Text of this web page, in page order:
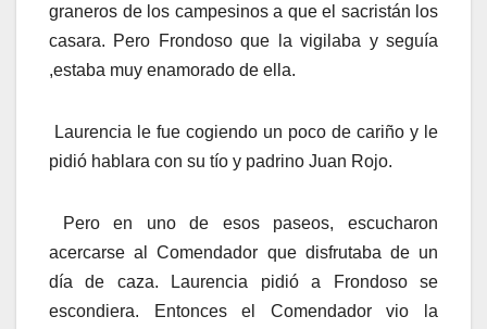
graneros de los campesinos a que el sacristán los
casara. Pero Frondoso que la vigilaba y seguía
,estaba muy enamorado de ella.
Laurencia le fue cogiendo un poco de cariño y le
pidió hablara con su tío y padrino Juan Rojo.
Pero en uno de esos paseos, escucharon
acercarse al Comendador que disfrutaba de un
día de caza. Laurencia pidió a Frondoso se
escondiera. Entonces el Comendador vio la